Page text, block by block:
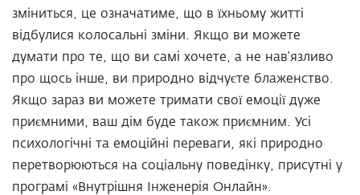
зміниться, це означатиме, що в їхньому житті
відбулися колосальні зміни. Якщо ви можете
думати про те, що ви самі хочете, а не нав’язливо
про щось інше, ви природно відчуєте блаженство.
Якщо зараз ви можете тримати свої емоції дуже
приємними, ваш дім буде також приємним. Усі
психологічні та емоційні переваги, які природно
перетворюються на соціальну поведінку, присутні у
програмі «Внутрішня Інженерія Онлайн».